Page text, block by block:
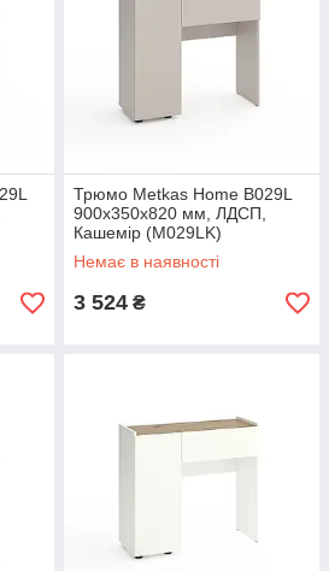
Трюмо Metkas Home B029L
900х350х820 мм, ЛДСП,
Кашемір (M029LK)
Немає в наявності
3 524 ₴